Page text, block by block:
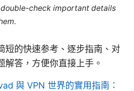
double-check important details
短的快速参考、逐步指南、对
解答，方便你直接上手。
與 VPN 世界的實用指南：